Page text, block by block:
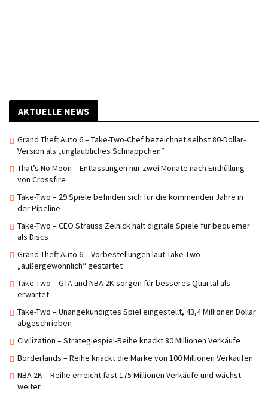
AKTUELLE NEWS
Grand Theft Auto 6 – Take-Two-Chef bezeichnet selbst 80-Dollar-
Version als „unglaubliches Schnäppchen“
That’s No Moon – Entlassungen nur zwei Monate nach Enthüllung
von Crossfire
Take-Two – 29 Spiele befinden sich für die kommenden Jahre in
der Pipeline
Take-Two – CEO Strauss Zelnick hält digitale Spiele für bequemer
als Discs
Grand Theft Auto 6 – Vorbestellungen laut Take-Two
„außergewöhnlich“ gestartet
Take-Two – GTA und NBA 2K sorgen für besseres Quartal als
erwartet
Take-Two – Unangekündigtes Spiel eingestellt, 43,4 Millionen Dollar
abgeschrieben
Civilization – Strategiespiel-Reihe knackt 80 Millionen Verkäufe
Borderlands – Reihe knackt die Marke von 100 Millionen Verkäufen
NBA 2K – Reihe erreicht fast 175 Millionen Verkäufe und wächst
weiter